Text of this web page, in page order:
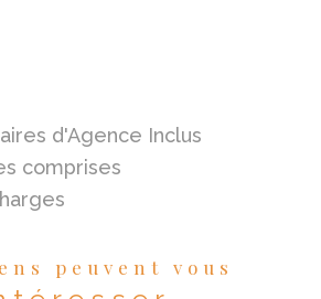
d'Agence Inclus
comprises
peuvent vous